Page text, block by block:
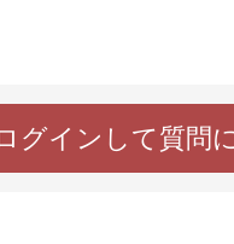
グインして質問